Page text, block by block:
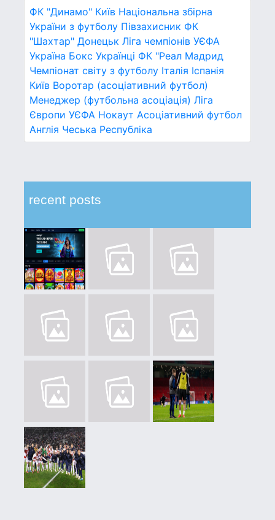
ФК "Динамо" Київ Національна збірна
України з футболу Півзахисник ФК
"Шахтар" Донецьк Ліга чемпіонів УЄФА
Україна Бокс Українці ФК "Реал Мадрид
Чемпіонат світу з футболу Італія Іспанія
Київ Воротар (асоціативний футбол)
Менеджер (футбольна асоціація) Ліга
Європи УЄФА Нокаут Асоціативний футбол
Англія Чеська Республіка
recent posts